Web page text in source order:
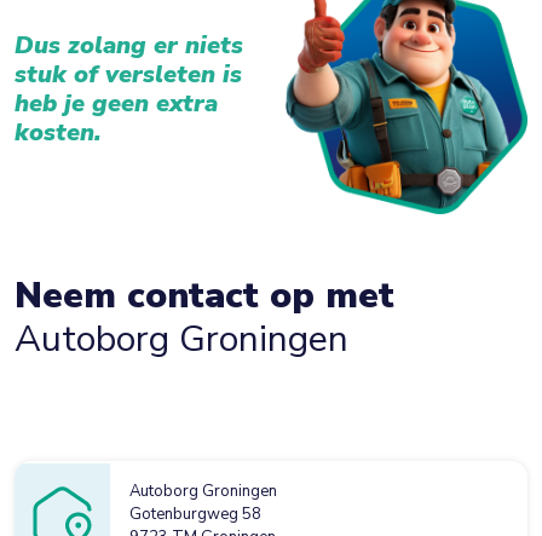
Dus zolang er niets
stuk of versleten is
heb je geen extra
kosten.
Neem contact op met
Autoborg Groningen
Autoborg Groningen
Gotenburgweg 58